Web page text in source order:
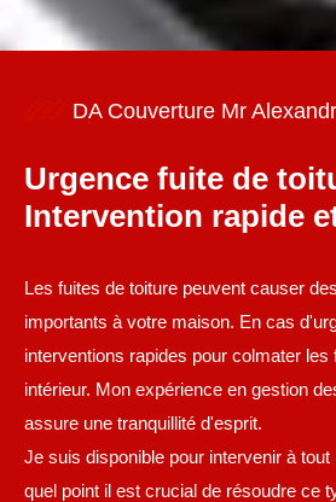
DA Couverture Mr
Urgence fuite de
Intervention rapide
Les fuites de toiture peuvent causer
importants à votre maison. En cas
interventions rapides pour colmater les
intérieur. Mon expérience en gestion
assure une tranquillité d'esprit.
Je suis disponible pour intervenir à
quel point il est crucial de résoudre ce